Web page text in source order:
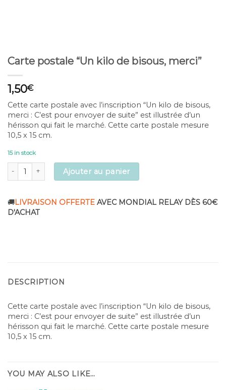
Carte postale “Un kilo de bisous, merci”
1,50€
Cette carte postale avec l’inscription “Un kilo de bisous,
merci : C’est pour envoyer de suite” est illustrée d’un
hérisson qui fait le marché. Cette carte postale mesure
10,5 x 15 cm.
15 in stock
Carte postale "Un kilo de bisous, merci" quantity
Ajouter au panier
🚚LIVRAISON OFFERTE AVEC MONDIAL RELAY DÈS 60€
D'ACHAT
DESCRIPTION
Cette carte postale avec l’inscription “Un kilo de bisous,
merci : C’est pour envoyer de suite” est illustrée d’un
hérisson qui fait le marché. Cette carte postale mesure
10,5 x 15 cm.
YOU MAY ALSO LIKE…